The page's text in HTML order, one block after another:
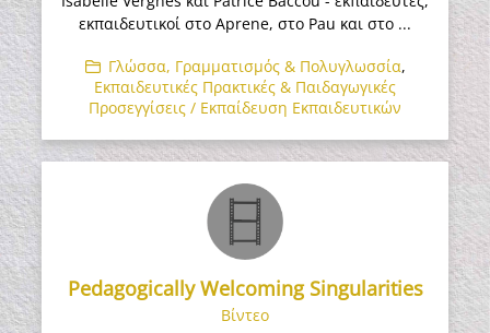
εκπαιδευτικοί στο Aprene, στο Pau και στο ...
Γλώσσα, Γραμματισμός & Πολυγλωσσία,
Εκπαιδευτικές Πρακτικές & Παιδαγωγικές
Προσεγγίσεις / Εκπαίδευση Εκπαιδευτικών
Pedagogically Welcoming Singularities
Βίντεο